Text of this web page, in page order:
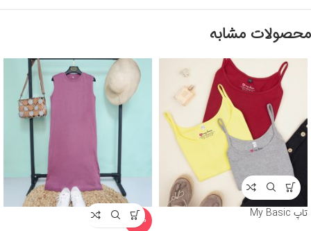
محصولات مشابه
تاپ My Basic
-13%